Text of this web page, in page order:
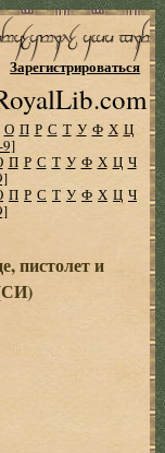
Зарегистрироваться
О П Р С Т У Ф Х Ц
9]
П Р С Т У Ф Х Ц Ч
П Р С Т У Ф Х Ц Ч
пистолет и